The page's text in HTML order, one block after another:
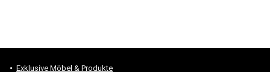
Exklusive Möbel & Produkte